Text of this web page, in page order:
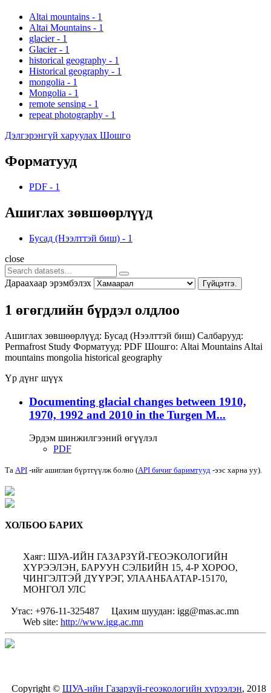
Altai mountains - 1
Altai Mountains - 1
glacier - 1
Glacier - 1
historical geography - 1
Historical geography - 1
mongolia - 1
Mongolia - 1
remote sensing - 1
repeat photography - 1
Дэлгэрэнгүй харуулах Шошго
Форматууд
PDF - 1
Ашиглах зөвшөөрлүүд
Бусад (Нээлттэй биш) - 1
close
Дараахаар эрэмбэлэх Гүйцэтгэ.
1 өгөгдлийн бүрдэл олдлоо
Ашиглах зөвшөөрлүүд: Бусад (Нээлттэй биш) Салбарууд:
Permafrost Study Форматууд: PDF Шошго: Altai Mountains Altai
mountains mongolia historical geography
Үр дүнг шүүх
Documenting glacial changes between 1910,
1970, 1992 and 2010 in the Turgen M...
Эрдэм шинжилгээний өгүүлэл
PDF
Та API -ийг ашиглан бүртгүүлж болно (API бичиг баримтууд -ээс харна уу).
ХОЛБОО БАРИХ
Хаяг: ШУА-ИЙН ГАЗАРЗҮЙ-ГЕОЭКОЛОГИЙН
ХҮРЭЭЛЭН, БАРУУН СЭЛБИЙН 15, 4-Р ХОРОО,
ЧИНГЭЛТЭЙ ДҮҮРЭГ, УЛААНБААТАР-15170,
МОНГОЛ УЛС
Утас: +976-11-325487 Цахим шуудан: igg@mas.ac.mn
Web site: http://www.igg.ac.mn
Copyright © ШУА-ийн Газарзүй-геоэкологийн хүрээлэн, 2018